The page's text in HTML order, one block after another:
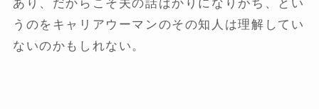
あり、だからこそ夫の話ばかりになりがち、とい
うのをキャリアウーマンのその知人は理解してい
ないのかもしれない。